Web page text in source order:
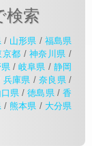
検索
/ 山形県 / 福島県
京都 /神奈川県 /
/岐阜県 / 静岡
兵庫県 / 奈良県/
口県 /徳島県/香
/熊本県 / 大分県